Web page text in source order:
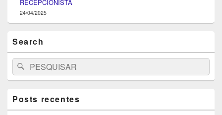
RECEPCIONISTA
24/04/2025
Search
Search
for:
Pesquisar
Posts recentes